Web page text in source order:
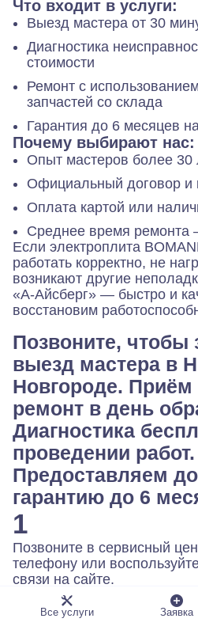
Что входит в услуги:
Выезд мастера от 30
Диагностика
стоимости
Ремонт с
запчастей со склада
Гарантия до 6 месяцев
Почему выбирают нас:
Опыт мастеров более 30
Официальный договор и
Оплата картой или
Среднее время ремонта
Если электроплита
работать корректно, не
возникают другие
«А‑Айсберг» — быстро и
восстановим
Позвоните, чтобы
выезд мастера в
Новгороде. Приём
ремонт в день
Диагностика
проведении работ.
Предоставляем
гарантию до 6
1
Позвоните в сервисный
телефону или
связи на сайте.
Все услуги Заявка